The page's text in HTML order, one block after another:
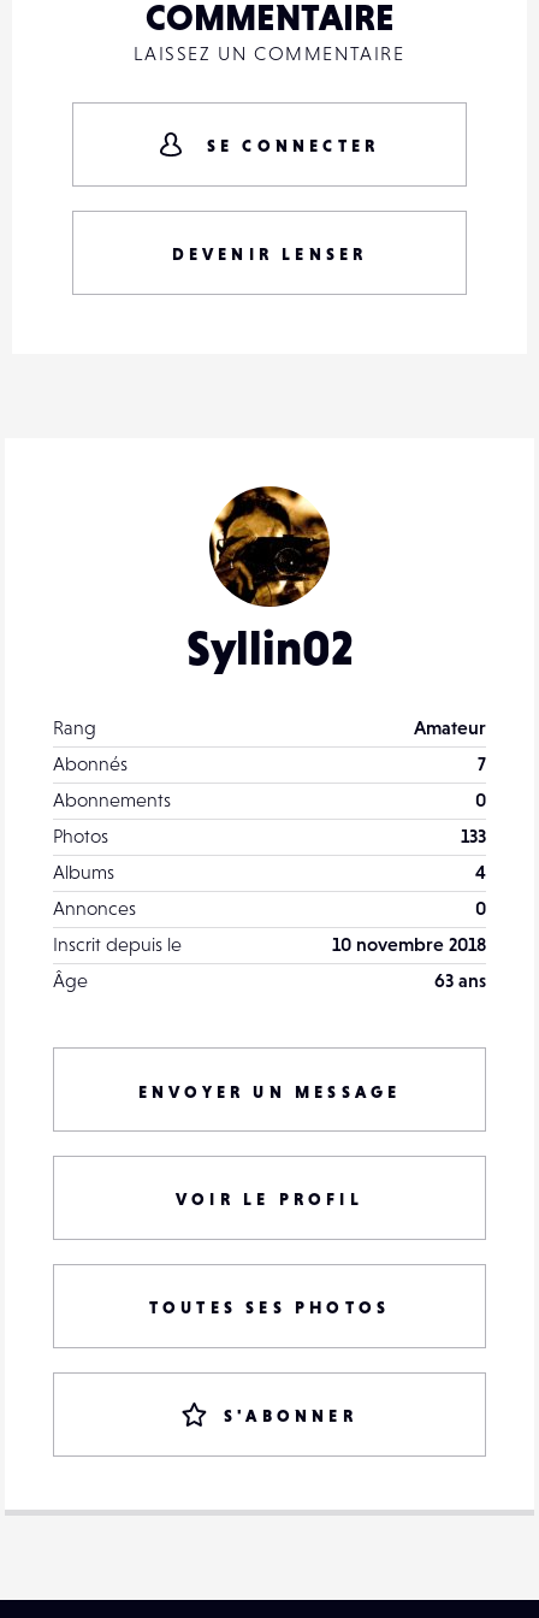
Syllin02
Rang
Amateur
Abonnés
7
Abonnements
0
Photos
133
Albums
4
Annonces
0
Inscrit depuis le
10 novembre 2018
Âge
63 ans
ENVOYER UN MESSAGE
VOIR LE PROFIL
TOUTES SES PHOTOS
S'ABONNER
COMMENTAIRE
LAISSEZ UN COMMENTAIRE
SE CONNECTER
DEVENIR LENSER